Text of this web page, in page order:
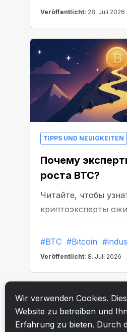
Wir verwenden Cookies.
Website zu betreiben und
Erfahrung zu bieten. Durch